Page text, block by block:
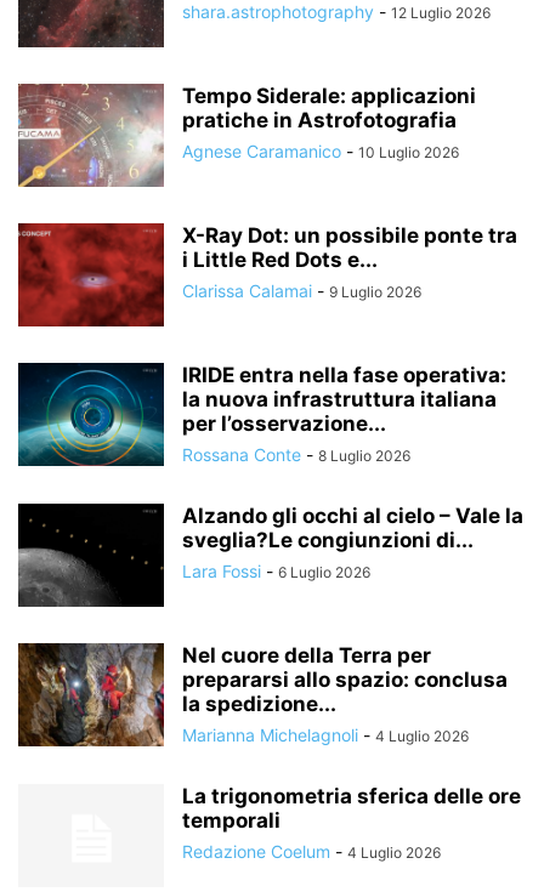
shara.astrophotography - 12 Luglio 2026
Tempo Siderale: applicazioni
pratiche in Astrofotografia
Agnese Caramanico - 10 Luglio 2026
X-Ray Dot: un possibile ponte tra
i Little Red Dots e...
Clarissa Calamai - 9 Luglio 2026
IRIDE entra nella fase operativa:
la nuova infrastruttura italiana
per l’osservazione...
Rossana Conte - 8 Luglio 2026
Alzando gli occhi al cielo – Vale la
sveglia?Le congiunzioni di...
Lara Fossi - 6 Luglio 2026
Nel cuore della Terra per
prepararsi allo spazio: conclusa
la spedizione...
Marianna Michelagnoli - 4 Luglio 2026
La trigonometria sferica delle ore
temporali
Redazione Coelum - 4 Luglio 2026